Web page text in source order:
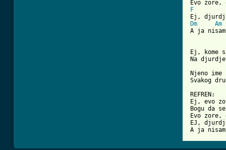
F
Dm
Am
A ja
Ej, kome
Na
Njeno ime
Svakog
REFREN:
Ej, evo
Bogu da
Evo zore,
EJ,
A ja